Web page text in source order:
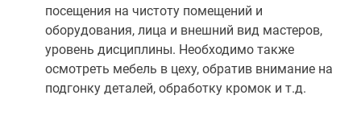
посещения на чистоту помещений и
оборудования, лица и внешний вид мастеров,
уровень дисциплины. Необходимо также
осмотреть мебель в цеху, обратив внимание на
подгонку деталей, обработку кромок и т.д.